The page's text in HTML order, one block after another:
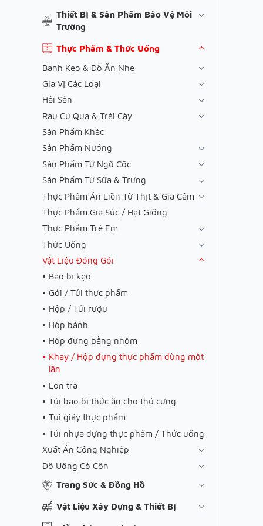
Thiết Bị & Sản Phẩm Bảo Vệ Môi
Trường
Thực Phẩm & Thức Uống
Bánh Kẹo & Đồ Ăn Nhẹ
Gia Vị Các Loại
Hải Sản
Rau Củ Quả & Trái Cây
Sản Phẩm Khác
Sản Phẩm Nướng
Sản Phẩm Từ Ngũ Cốc
Sản Phẩm Từ Sữa & Trứng
Thực Phẩm Ăn Liền Từ Thịt & Gia Cầm
Thực Phẩm Gia Súc / Hạt Giống
Thực Phẩm Trẻ Em
Thức Uống
Vật Liệu Đóng Gói
Bao bì kẹo
Gói / Túi thực phẩm
Hộp / Túi rượu
Hộp bánh
Hộp đựng bằng nhôm
Khay / Hộp đựng thực phẩm dùng một
lần
Lon trà
Túi bao bì thức ăn cho thú cưng
Túi giấy thực phẩm
Túi nhựa đựng thực phẩm / Thức uống
Xuất Ăn Công Nghiệp
Đồ Uống Có Cồn
Trang Sức & Đồng Hồ
Vật Liệu Xây Dựng & Thiết Bị